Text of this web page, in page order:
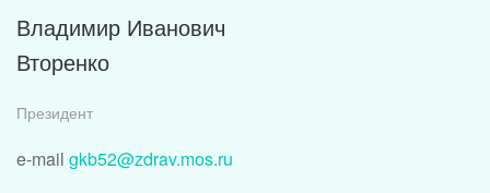
Владимир Иванович
Вторенко
Президент
e-mail gkb52@zdrav.mos.ru